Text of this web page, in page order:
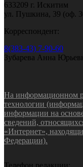
633209 г. Искитим
ул. Пушкина, 39 (оф.
Корреспондент:
8(383-43) 7-90-60
Зубарева Анна
На информационном
технологии
информации на
сведений,
«Интернет»,
Федерации).